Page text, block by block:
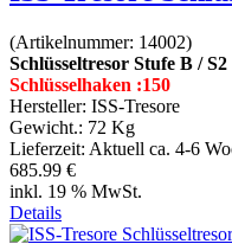
(Artikelnummer: 14002)
Schlüsseltresor Stufe B / S2
Schlüsselhaken :150
Hersteller: ISS-Tresore
Gewicht.: 72 Kg
Lieferzeit: Aktuell ca. 4-6
685.99 €
inkl. 19 % MwSt.
Details